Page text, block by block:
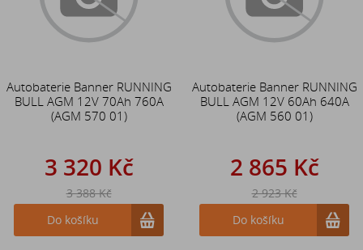
Autobaterie Banner RUNNING
BULL AGM 12V 70Ah 760A
(AGM 570 01)
3 320 Kč
3 388 Kč
Do košíku
Autobaterie Banner RUNNING
BULL AGM 12V 60Ah 640A
(AGM 560 01)
2 865 Kč
2 923 Kč
Do košíku